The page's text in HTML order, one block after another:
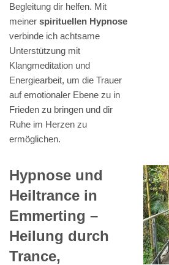
Begleitung dir helfen. Mit
meiner spirituellen Hypnose
verbinde ich achtsame
Unterstützung mit
Klangmeditation und
Energiearbeit, um die Trauer
auf emotionaler Ebene zu in
Frieden zu bringen und dir
Ruhe im Herzen zu
ermöglichen.
Hypnose und
Heiltrance in
Emmerting –
Heilung durch
Trance,